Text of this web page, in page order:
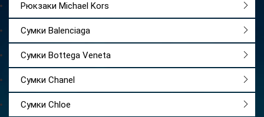
Рюкзаки Michael Kors
Сумки Balenciaga
Сумки Bottega Veneta
Сумки Chanel
Сумки Chloe